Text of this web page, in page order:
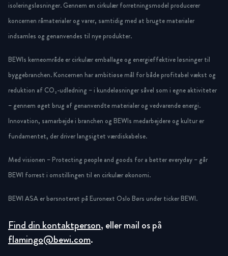
isoleringsløsninger. Gennem en cirkulær forretningsmodel producerer
koncernen råmaterialer og varer, samtidig med at brugte materialer
indsamles og genanvendes til nye produkter.
BEWIs kerneområde er cirkulær emballage og energieffektive løsninger til
byggebranchen. Koncernen har ambitiøse mål for både profitabel vækst og
reduktion af CO₂-udledning – i kundeløsninger såvel som i egne aktiviteter
– gennem øget brug af genanvendte materialer og vedvarende energi.
Innovation, samarbejde i branchen og BEWIs medarbejdere og kultur er
fundamentet, der driver langsigtet værdiskabelse.
Med visionen – Protecting people and goods for a better everyday – går
BEWI forrest i omstillingen til en cirkulær økonomi.
BEWI ASA er børsnoteret på Euronext Oslo Børs under ticker BEWI.
Find din kontaktperson, eller mail os på
flamingo@bewi.com.